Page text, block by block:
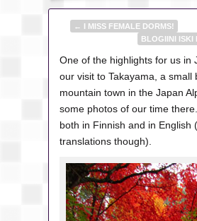
← I MISS FEMALE DORMS!
BLOGIINI ISKI
One of the highlights for us in
our visit to Takayama, a small
mountain town in the Japan
some photos of our time
both in Finnish and in English
translations though).